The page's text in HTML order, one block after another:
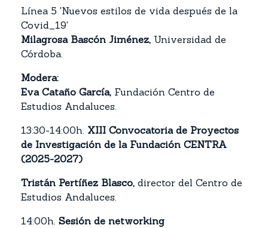
Línea 5 'Nuevos estilos de vida después de la
Covid_19'
Milagrosa Bascón Jiménez, Universidad de
Córdoba.
Modera:
Eva Cataño García, Fundación Centro de
Estudios Andaluces.
13:30-14:00h. XIII Convocatoria de Proyectos
de Investigación de la Fundación CENTRA
(2025-2027)
Tristán Pertíñez Blasco, director del Centro de
Estudios Andaluces.
14:00h. Sesión de networking